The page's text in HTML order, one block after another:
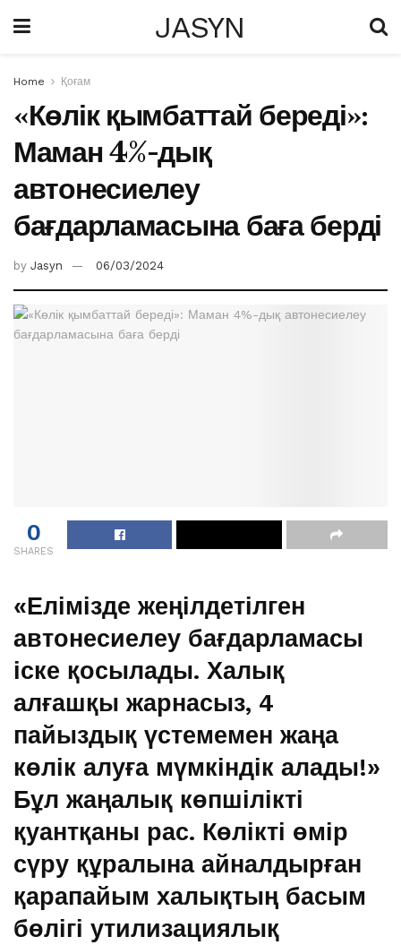
JASYN
Home Қоғам
«Көлік қымбаттай береді»:
Маман 4%-дық
автонесиелеу
бағдарламасына баға берді
by Jasyn 06/03/2024
0
SHARES
«Елімізде жеңілдетілген
автонесиелеу бағдарламасы
іске қосылады. Халық
алғашқы жарнасыз, 4
пайыздық үстемемен жаңа
көлік алуға мүмкіндік алады!»
Бұл жаңалық көпшілікті
қуантқаны рас. Көлікті өмір
сүру құралына айналдырған
қарапайым халықтың басым
бөлігі утилизациялық